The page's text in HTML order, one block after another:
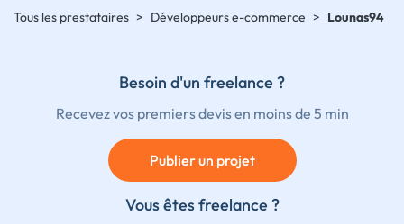
Tous les prestataires > Développeurs e-commerce > Lounas94
Besoin d'un freelance ?
Recevez vos premiers devis en moins de 5 min
Publier un projet
Vous êtes freelance ?